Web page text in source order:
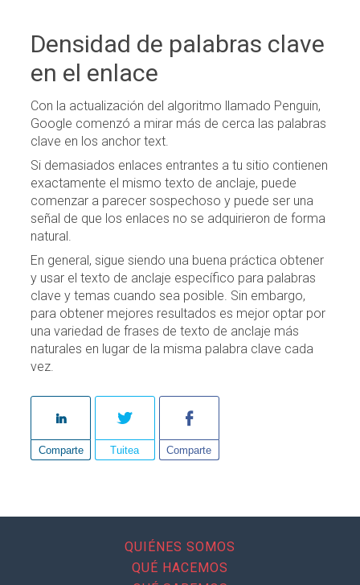
Densidad de palabras clave
en el enlace
Con la actualización del algoritmo llamado Penguin,
Google comenzó a mirar más de cerca las palabras
clave en los anchor text.
Si demasiados enlaces entrantes a tu sitio contienen
exactamente el mismo texto de anclaje, puede
comenzar a parecer sospechoso y puede ser una
señal de que los enlaces no se adquirieron de forma
natural.
En general, sigue siendo una buena práctica obtener
y usar el texto de anclaje específico para palabras
clave y temas cuando sea posible. Sin embargo,
para obtener mejores resultados es mejor optar por
una variedad de frases de texto de anclaje más
naturales en lugar de la misma palabra clave cada
vez.
Comparte Tuitea Comparte
QUIÉNES SOMOS
QUÉ HACEMOS